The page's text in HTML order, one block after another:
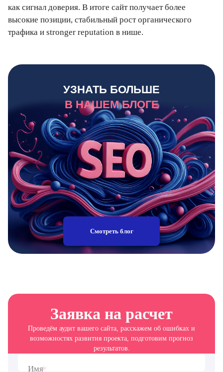
как сигнал доверия. В итоге сайт получает более
высокие позиции, стабильный рост органического
трафика и stronger reputation в нише.
УЗНАТЬ БОЛЬШЕ
В НАШЕМ БЛОГЕ
Смотреть блог
Заявка на расчет
Проведём аудит вашего сайта, расскажем об ошибках и
возможностях развития проекта, подготовим прогноз
результатов.
Имя